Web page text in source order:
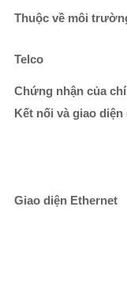
Thuộc về môi
Telco
Chứng nhận của
Kết nối và giao diện
Giao diện Ethernet